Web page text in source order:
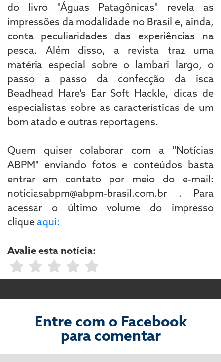
do livro "Águas Patagônicas" revela as
impressões da modalidade no Brasil e, ainda,
conta peculiaridades das experiências na
pesca. Além disso, a revista traz uma
matéria especial sobre o lambari largo, o
passo a passo da confecção da isca
Beadhead Hare’s Ear Soft Hackle, dicas de
especialistas sobre as características de um
bom atado e outras reportagens.
Quem quiser colaborar com a "Notícias
ABPM" enviando fotos e conteúdos basta
entrar em contato por meio do e-mail:
noticiasabpm@abpm-brasil.com.br . Para
acessar o último volume do impresso
clique aqui:
Avalie esta notícia:
Entre com o Facebook
para comentar